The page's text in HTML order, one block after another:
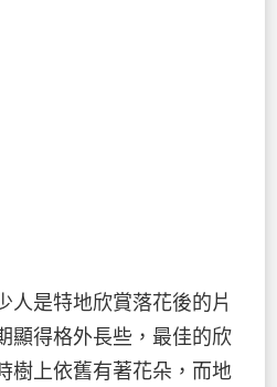
人是特地欣賞落花後的片
顯得格外長些，最佳的欣
樹上依舊有著花朵，而地